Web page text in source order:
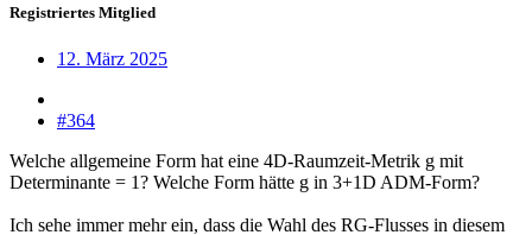
Registriertes Mitglied
12. März 2025
#364
Welche allgemeine Form hat eine 4D-Raumzeit-Metrik g mit
Determinante = 1? Welche Form hätte g in 3+1D ADM-Form?
Ich sehe immer mehr ein, dass die Wahl des RG-Flusses in diesem